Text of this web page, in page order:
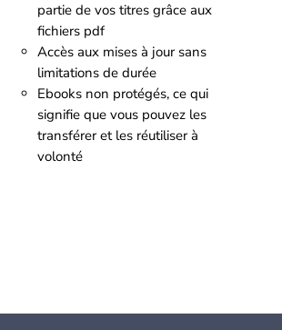
partie de vos titres grâce aux
fichiers pdf
Accès aux mises à jour sans
limitations de durée
Ebooks non protégés, ce qui
signifie que vous pouvez les
transférer et les réutiliser à
volonté